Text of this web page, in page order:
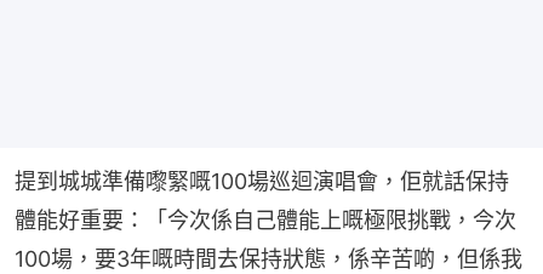
提到城城準備嚟緊嘅100場巡迴演唱會，佢就話保持
體能好重要：「今次係自己體能上嘅極限挑戰，今次
100場，要3年嘅時間去保持狀態，係辛苦啲，但係我